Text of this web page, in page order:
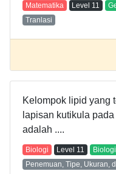
Matematika Level 11
Tranlasi
Kelompok lipid yang
lapisan kutikula
adalah ....
Biologi Level 11 Biologi
Penemuan, Tipe, Ukuran,